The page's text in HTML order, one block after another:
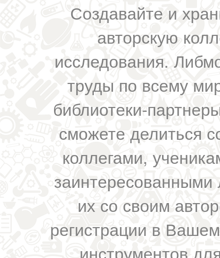
Создавайте и
авторскую
исследования.
труды по всему
библиотеки-
сможете делиться
коллегами,
их со своим
регистрации в
инструментов